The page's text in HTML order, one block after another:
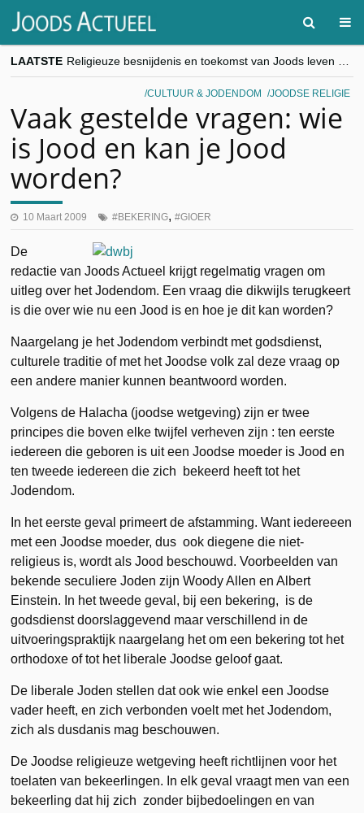
LAATSTE
“Besnijdenisdebat toont hoe moeilijk seculiere Westen minderheden begrijpt”, Jinnih Beels (Vooruit)
CITYTRIP | ROEMENIË – Boekarest: de verrassing van Oost-Europa
goKosher lanceert nieuwe website en samenwerking met Mishpacha voor kosher travel en simchas wereldwijd
CULTUUR & JODENDOM JOODSE RELIGIE
Vaak gestelde vragen: wie
is Jood en kan je Jood
worden?
10 Maart 2009 BEKERING, GIOER
De
redactie van Joods Actueel krijgt regelmatig vragen om
uitleg over het Jodendom. Een vraag die dikwijls terugkeert
is die over wie nu een Jood is en hoe je dit kan worden?
Naargelang je het Jodendom verbindt met godsdienst,
culturele traditie of met het Joodse volk zal deze vraag op
een andere manier kunnen beantwoord worden.
Volgens de Halacha (joodse wetgeving) zijn er twee
principes die boven elke twijfel verheven zijn : ten eerste
iedereen die geboren is uit een Joodse moeder is Jood en
ten tweede iedereen die zich bekeerd heeft tot het
Jodendom.
In het eerste geval primeert de afstamming. Want iedereeen
met een Joodse moeder, dus ook diegene die niet-
religieus is, wordt als Jood beschouwd. Voorbeelden van
bekende seculiere Joden zijn Woody Allen en Albert
Einstein. In het tweede geval, bij een bekering, is de
godsdienst doorslaggevend maar verschillend in de
uitvoeringspraktijk naargelang het om een bekering tot het
orthodoxe of tot het liberale Joodse geloof gaat.
De liberale Joden stellen dat ook wie enkel een Joodse
vader heeft, en zich verbonden voelt met het Jodendom,
zich als dusdanis mag beschouwen.
De Joodse religieuze wetgeving heeft richtlijnen voor het
toelaten van bekeerlingen. In elk geval vraagt men van een
bekeerling dat hij zich zonder bijbedoelingen en van